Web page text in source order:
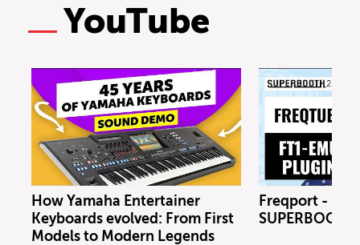
YouTube
How Yamaha Entertainer
Keyboards evolved: From First
Models to Modern Legends
Freqport -